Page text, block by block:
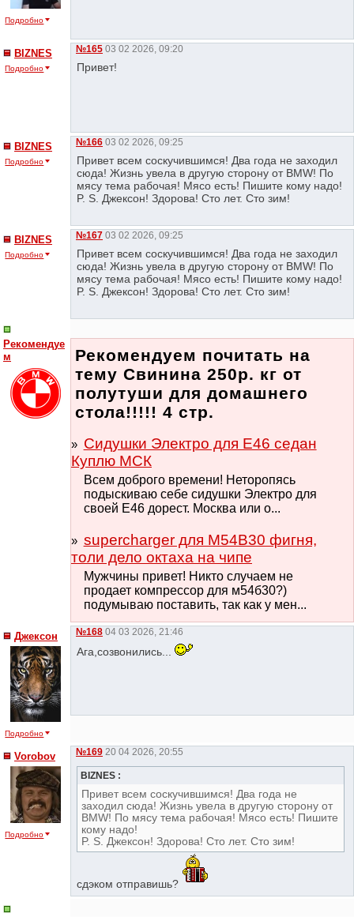
Подробно
BIZNES
Подробно
№165 03 02 2026, 09:20
Привет!
BIZNES
Подробно
№166 03 02 2026, 09:25
Привет всем соскучившимся! Два года не заходил
сюда! Жизнь увела в другую сторону от BMW! По
мясу тема рабочая! Мясо есть! Пишите кому надо!
P. S. Джексон! Здорова! Сто лет. Сто зим!
BIZNES
Подробно
№167 03 02 2026, 09:25
Привет всем соскучившимся! Два года не заходил
сюда! Жизнь увела в другую сторону от BMW! По
мясу тема рабочая! Мясо есть! Пишите кому надо!
P. S. Джексон! Здорова! Сто лет. Сто зим!
Рекомендуе
м
Рекомендуем почитать на
тему Свинина 250р. кг от
полутуши для домашнего
стола!!!!! 4 стр.
Сидушки Электро для Е46 седан
Куплю МСК
Всем доброго времени! Неторопясь
подыскиваю себе сидушки Электро для
своей Е46 дорест. Москва или о...
supercharger для M54B30 фигня,
толи дело октаха на чипе
Мужчины привет! Никто случаем не
продает компрессор для м54б30?)
подумываю поставить, так как у мен...
Джексон
Подробно
№168 04 03 2026, 21:46
Ага,созвонились...
Vorobov
Подробно
№169 20 04 2026, 20:55
BIZNES :
Привет всем соскучившимся! Два года не
заходил сюда! Жизнь увела в другую сторону от
BMW! По мясу тема рабочая! Мясо есть! Пишите
кому надо!
P. S. Джексон! Здорова! Сто лет. Сто зим!
сдэком отправишь?